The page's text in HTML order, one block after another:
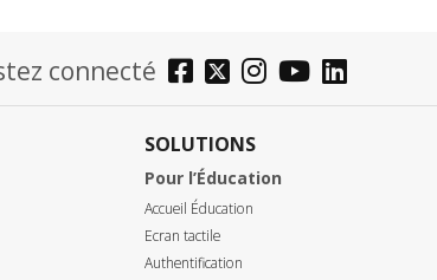
connecté
SOLUTIONS
Pour l’Éducation
Accueil Éducation
Ecran tactile
Authentification